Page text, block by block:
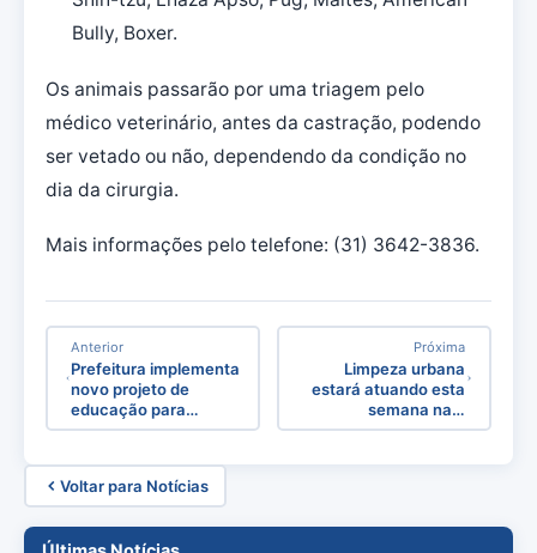
Bully, Boxer.
Os animais passarão por uma triagem pelo
médico veterinário, antes da castração, podendo
ser vetado ou não, dependendo da condição no
dia da cirurgia.
Mais informações pelo telefone: (31) 3642-3836.
Anterior
Prefeitura implementa
novo projeto de
educação para…
Próxima
Limpeza urbana
estará atuando esta
semana na…
Voltar para Notícias